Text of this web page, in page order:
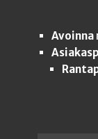
Avoinna